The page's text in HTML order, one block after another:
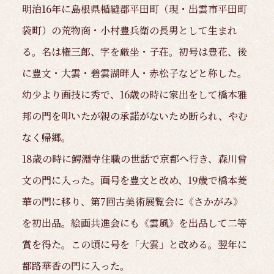
明治16年に島根県楯縫郡平田町（現・出雲市平田町
袋町）の荒物商・小村豊兵衛の長男として生まれ
る。名は権三郎、字を厳坐・子荘。初号は豊花、後
に豊文・大雲・碧雲湖畔人・赤松子などと称した。
幼少より画技に秀で、16歳の時に家出をして橋本雅
邦の門を叩いたが親の承諾がないため断られ、やむ
なく帰郷。
18歳の時に鰐淵寺住職の世話で京都へ行き、森川曾
文の門に入った。画号を豊文と改め、19歳で橋本菱
華の門に移り、第7回古美術展覧会に《さかがみ》
を初出品。絵画共進会にも《雲風》を出品して二等
賞を得た。この頃に号を「大雲」と改める。翌年に
都路華香の門に入った。